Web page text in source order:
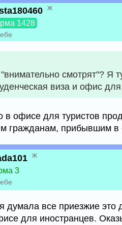
ж
1428
смотрят"? Я
виза и офис
в офисе для туристов
гражданам, прибывшим
ж
3
думала все приезжие это
для иностранцев.